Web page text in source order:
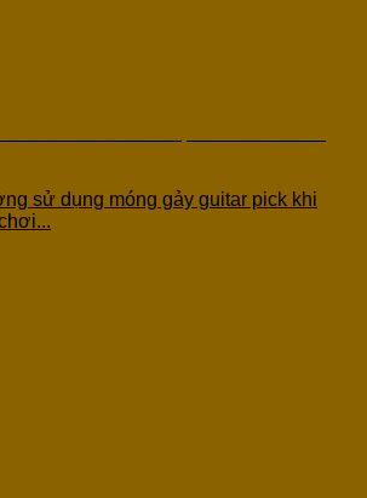
sử dụng móng gảy guitar pick khi